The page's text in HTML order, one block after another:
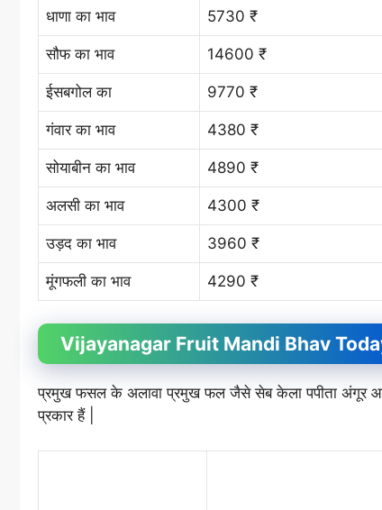
धाणा का भाव 5730 ₹
सौफ का भाव 14600 ₹
ईसबगोल का 9770 ₹
गंवार का भाव 4380 ₹
सोयाबीन का भाव 4890 ₹
अलसी का भाव 4300 ₹
उड़द का भाव 3960 ₹
मूंगफली का भाव 4290 ₹
Vijayanagar Fruit Mandi Bhav
प्रमुख फसल के अलावा प्रमुख फल जैसे सेब केला पपीता अंगूर
प्रकार हैं |